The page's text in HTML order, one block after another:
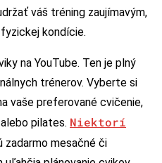
váš tréning zaujímavým,
kondície.
na YouTube. Ten je plný
trénerov. Vyberte si
vaše preferované cvičenie,
pilates. Niektorí
zadarmo mesačné či